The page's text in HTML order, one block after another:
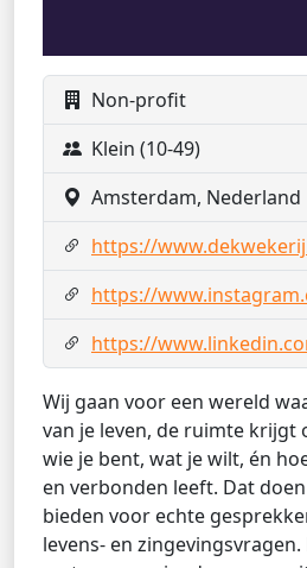
Non-profit
Klein (10-49)
Amsterdam, Nederland
https://
https://
Wij gaan voor een wereld
van je leven, de ruimte krijgt
wie je bent, wat je wilt, én
en verbonden leeft. Dat
bieden voor echte
levens- en